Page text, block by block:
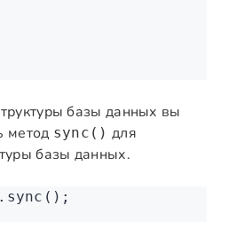
базы данных вы
метод sync() для
базы данных.
.sync ();